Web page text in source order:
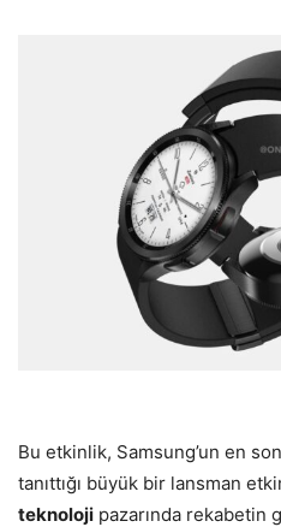
Bu etkinlik, Samsung’un en
tanıttığı büyük bir lansman
teknoloji pazarında rekabetin